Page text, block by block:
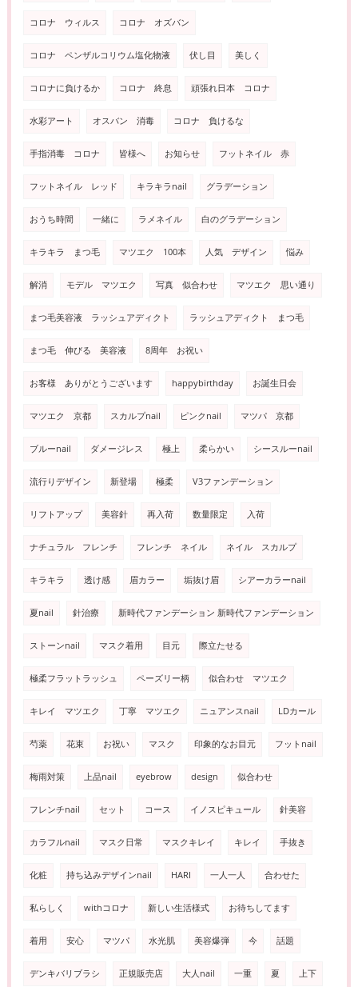
コロナ ウィルス コロナ オズバン
コロナ ペンザルコリウム塩化物液 伏し目 美しく
コロナに負けるか コロナ 終息 頑張れ日本 コロナ
水彩アート オスバン 消毒 コロナ 負けるな
手指消毒 コロナ 皆様へ お知らせ フットネイル 赤
フットネイル レッド キラキラnail グラデーション
おうち時間 一緒に ラメネイル 白のグラデーション
キラキラ まつ毛 マツエク 100本 人気 デザイン 悩み
解消 モデル マツエク 写真 似合わせ マツエク 思い通り
まつ毛美容液 ラッシュアディクト ラッシュアディクト まつ毛
まつ毛 伸びる 美容液 8周年 お祝い
お客様 ありがとうございます happybirthday お誕生日会
マツエク 京都 スカルプnail ピンクnail マツパ 京都
ブルーnail ダメージレス 極上 柔らかい シースルーnail
流行りデザイン 新登場 極柔 V3ファンデーション
リフトアップ 美容針 再入荷 数量限定 入荷
ナチュラル フレンチ フレンチ ネイル ネイル スカルプ
キラキラ 透け感 眉カラー 垢抜け眉 シアーカラーnail
夏nail 針治療 新時代ファンデーション 新時代ファンデーション
ストーンnail マスク着用 目元 際立たせる
極柔フラットラッシュ ペーズリー柄 似合わせ マツエク
キレイ マツエク 丁寧 マツエク ニュアンスnail LDカール
芍薬 花束 お祝い マスク 印象的なお目元 フットnail
梅雨対策 上品nail eyebrow design 似合わせ
フレンチnail セット コース イノスピキュール 針美容
カラフルnail マスク日常 マスクキレイ キレイ 手抜き
化粧 持ち込みデザインnail HARI 一人一人 合わせた
私らしく withコロナ 新しい生活様式 お待ちしてます
着用 安心 マツパ 水光肌 美容爆弾 今 話題
デンキバリブラシ 正規販売店 大人nail 一重 夏 上下